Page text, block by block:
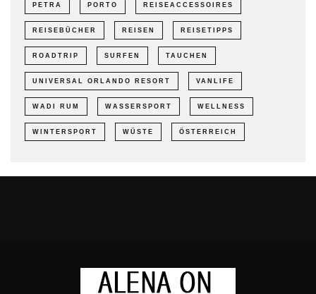
PETRA PORTO REISEACCESSOIRES
REISEBÜCHER REISEN REISETIPPS
ROADTRIP SURFEN TAUCHEN
UNIVERSAL ORLANDO RESORT VANLIFE
WADI RUM WASSERSPORT WELLNESS
WINTERSPORT WÜSTE ÖSTERREICH